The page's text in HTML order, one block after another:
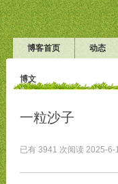
博客首页 动态
博文
一粒沙子
已有 3941 次阅读 2025-6-